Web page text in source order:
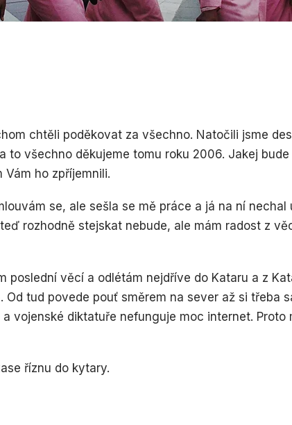
chtěli poděkovat za všechno. Natočili jsme
to všechno děkujeme tomu roku 2006. Jakej bude
ho zpříjemnili.
se, ale sešla se mě práce a já na ní nechal
rozhodně stejskat nebude, ale mám radost z
poslední věcí a odlétám nejdříve do Kataru a z
Od tud povede pouť směrem na sever až si třeba
vojenské diktatuře nefunguje moc internet. Proto
říznu do kytary.